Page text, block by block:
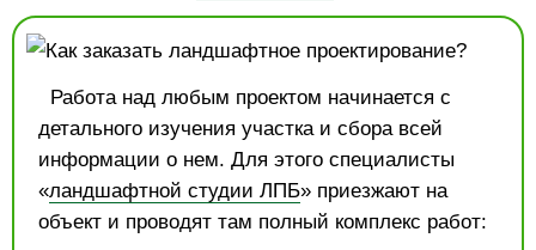
Работа над любым проектом начинается с
детального изучения участка и сбора всей
информации о нем. Для этого специалисты
«ландшафтной студии ЛПБ» приезжают на
объект и проводят там полный комплекс работ: